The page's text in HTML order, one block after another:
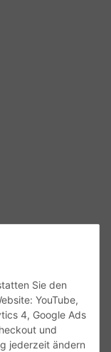
Sie den
YouTube,
4, Google Ads
und
jederzeit ändern